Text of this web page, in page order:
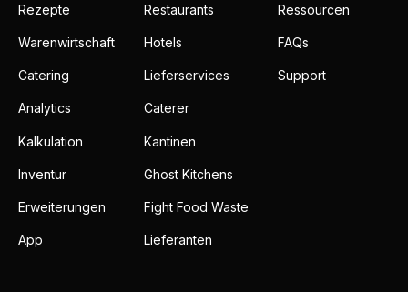
Rezepte
Warenwirtschaft
Catering
Analytics
Kalkulation
Inventur
Erweiterungen
App
Restaurants
Hotels
Lieferservices
Caterer
Kantinen
Ghost Kitchens
Fight Food Waste
Lieferanten
Ressourcen
FAQs
Support